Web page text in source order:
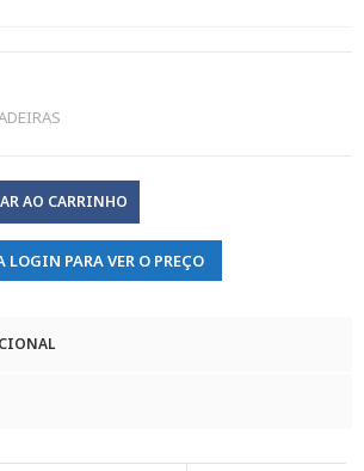
AO CARRINHO
LOGIN PARA VER O PREÇO